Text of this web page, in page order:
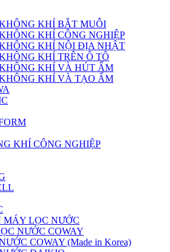
KHÍ BẮT MUỖI
KHÍ CÔNG NGHIỆP
KHÍ NỘI ĐỊA NHẬT
KHÍ TRÊN Ô TÔ
KHÍ VÀ HÚT ẨM
KHÍ VÀ TẠO ẨM
KHÍ CÔNG NGHIỆP
LỌC NƯỚC
NƯỚC COWAY
COWAY (Made in Korea)